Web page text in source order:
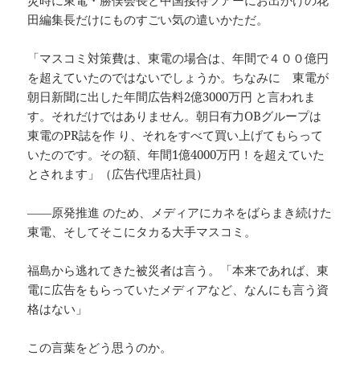
田編集長だけにものすごい気の遣いかただ。
「マスコミ対策費は、東電の場合は、年間で４００億円
を超えていたのではないでしょうか。ちなみに 東電が
朝日新聞に出した年間広告料2億3000万円 と言われま
す。それだけではありません。朝日有力OBグループは
東電のPR誌を作 り、それをすべて買い上げてもらって
いたのです。その額、年間1億4000万円！を超えていた
とされます」（広告代理店社員）
――原発推進 のため、メディアにカネをばらまき続けた
東電、そしてそこにタカる大手マスコミ。
福島から逃れてきた被災者は言う。「本来であれば、東
電に広告をもらっていたメディアなど、なんにも言う資
格はない」
この言葉をどう思うのか。